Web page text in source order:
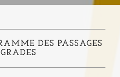
DES PASSAGES